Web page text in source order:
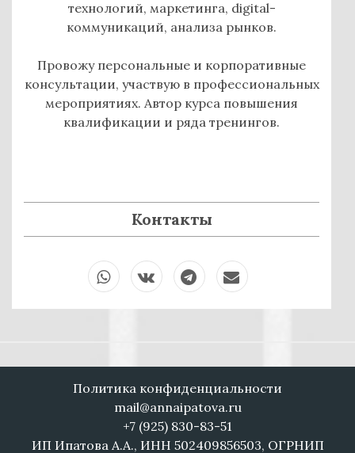
технологий, маркетинга, digital-
коммуникаций, анализа рынков.
Провожу персональные и корпоративные
консультации, участвую в профессиональных
мероприятиях. Автор курса повышения
квалификации и ряда тренингов.
Контакты
Политика конфиденциальности
mail@annaipatova.ru
+7 (925) 830-83-51
ИП Ипатова А.А., ИНН 502409856503, ОГРНИП